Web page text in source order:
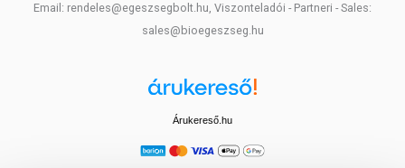
Email: rendeles@egeszsegbolt.hu, Viszonteladói - Partneri - Sales:
sales@bioegeszseg.hu
Árukereső.hu